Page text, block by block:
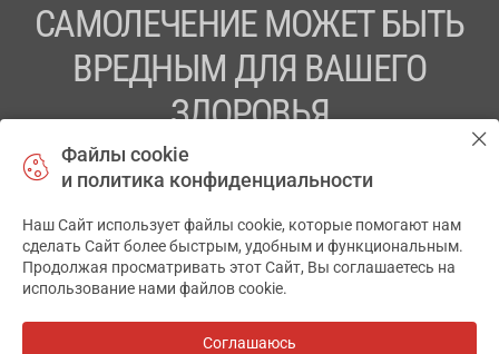
САМОЛЕЧЕНИЕ МОЖЕТ БЫТЬ
ВРЕДНЫМ ДЛЯ ВАШЕГО
ЗДОРОВЬЯ
ПЕРЕД ПРИМЕНЕНИЕМ ПРЕПАРАТА
ПРОКОНСУЛЬТИРУЙТЕСЬ С ВРАЧОМ
ТОВ «АПТЕКА 911.ЮА» Код ЄДРПОУ 43631965.
Отказ от ответственности
АПТЕКА911.ЮА
Файлы cookie
и политика конфиденциальности
Наш Сайт использует файлы cookie, которые помогают нам
сделать Сайт более быстрым, удобным и функциональным.
Продолжая просматривать этот Сайт, Вы соглашаетесь на
использование нами файлов cookie.
Соглашаюсь
✕